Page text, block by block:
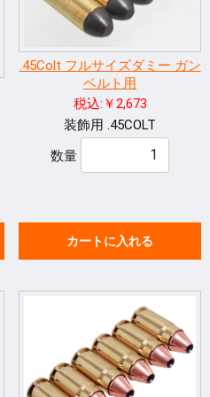
.45Colt フルサイズダミー ガン
ベルト用
税込:￥2,673
装飾用 .45COLT
数量
カートに入れる